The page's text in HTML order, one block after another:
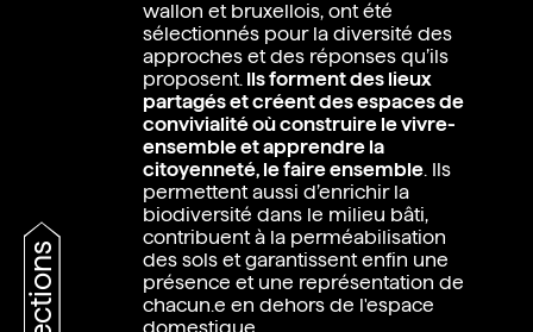
wallon et bruxellois, ont été
sélectionnés pour la diversité des
approches et des réponses qu’ils
proposent. Ils forment des lieux
partagés et créent des espaces de
convivialité où construire le vivre-
ensemble et apprendre la
citoyenneté, le faire ensemble. Ils
permettent aussi d’enrichir la
biodiversité dans le milieu bâti,
contribuent à la perméabilisation
des sols et garantissent enfin une
présence et une représentation de
chacun.e en dehors de l'espace
domestique.